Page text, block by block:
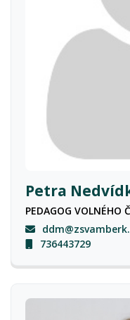
Petra
PEDAGOG VOLNÉHO
736443729